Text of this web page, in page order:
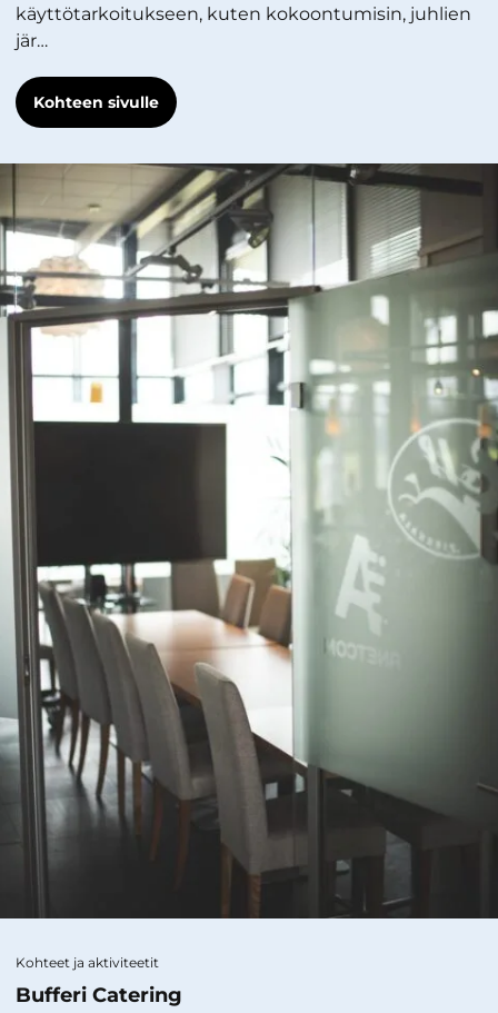
käyttötarkoitukseen, kuten kokoontumisin, juhlien
jär…
Kohteen sivulle
Kohteet ja aktiviteetit
Bufferi Catering